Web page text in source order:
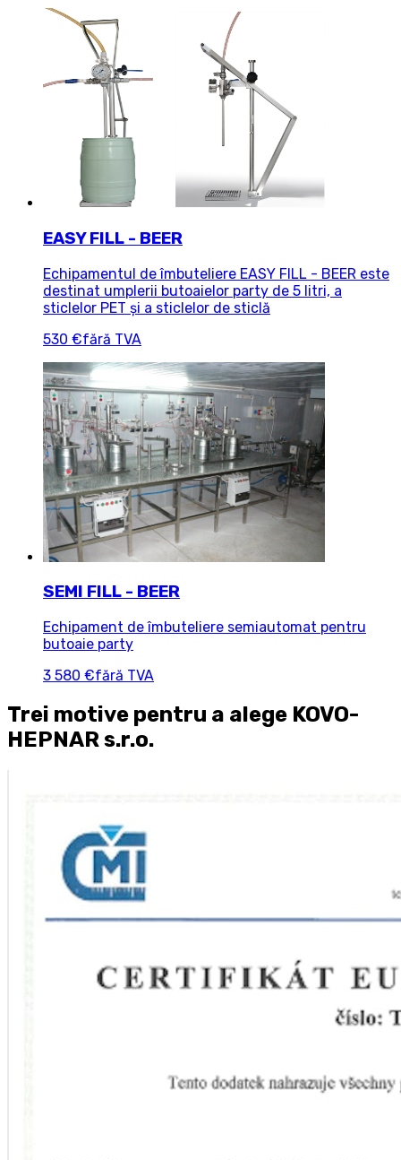
EASY FILL - BEER
Echipamentul de îmbuteliere EASY FILL - BEER este
destinat umplerii butoaielor party de 5 litri, a
sticlelor PET și a sticlelor de sticlă
530 €fără TVA
SEMI FILL - BEER
Echipament de îmbuteliere semiautomat pentru
butoaie party
3 580 €fără TVA
Trei motive pentru a alege KOVO-
HEPNAR s.r.o.